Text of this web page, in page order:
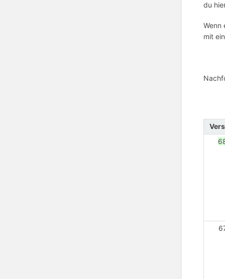
du
Wenn
mit